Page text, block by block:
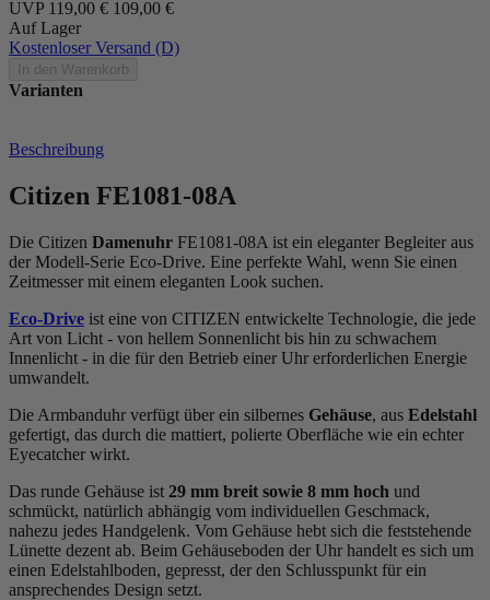
UVP 119,00 € 109,00 €
Auf Lager
Kostenloser Versand (D)
In den Warenkorb
Varianten
Beschreibung
Citizen FE1081-08A
Die Citizen Damenuhr FE1081-08A ist ein eleganter Begleiter aus
der Modell-Serie Eco-Drive. Eine perfekte Wahl, wenn Sie einen
Zeitmesser mit einem eleganten Look suchen.
Eco-Drive ist eine von CITIZEN entwickelte Technologie, die jede
Art von Licht - von hellem Sonnenlicht bis hin zu schwachem
Innenlicht - in die für den Betrieb einer Uhr erforderlichen Energie
umwandelt.
Die Armbanduhr verfügt über ein silbernes Gehäuse, aus Edelstahl
gefertigt, das durch die mattiert, polierte Oberfläche wie ein echter
Eyecatcher wirkt.
Das runde Gehäuse ist 29 mm breit sowie 8 mm hoch und
schmückt, natürlich abhängig vom individuellen Geschmack,
nahezu jedes Handgelenk. Vom Gehäuse hebt sich die feststehende
Lünette dezent ab. Beim Gehäuseboden der Uhr handelt es sich um
einen Edelstahlboden, gepresst, der den Schlusspunkt für ein
ansprechendes Design setzt.